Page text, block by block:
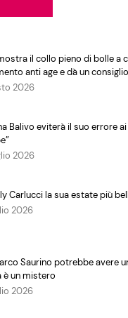
il collo pieno di bolle a
anti age e dà un consiglio
2026
Balivo eviterà il suo errore
2026
Carlucci la sua estate più
2026
Saurino potrebbe avere
è un mistero
2026